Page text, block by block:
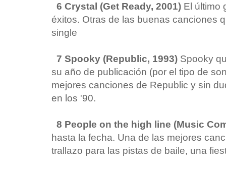
6 Crystal (Get Ready, 2001) El último
éxitos. Otras de las buenas canciones
single
7 Spooky (Republic, 1993) Spooky
su año de publicación (por el tipo de
mejores canciones de Republic y sin
en los '90.
8 People on the high line (Music
hasta la fecha. Una de las mejores
trallazo para las pistas de baile, una